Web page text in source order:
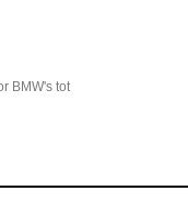
BMW's tot